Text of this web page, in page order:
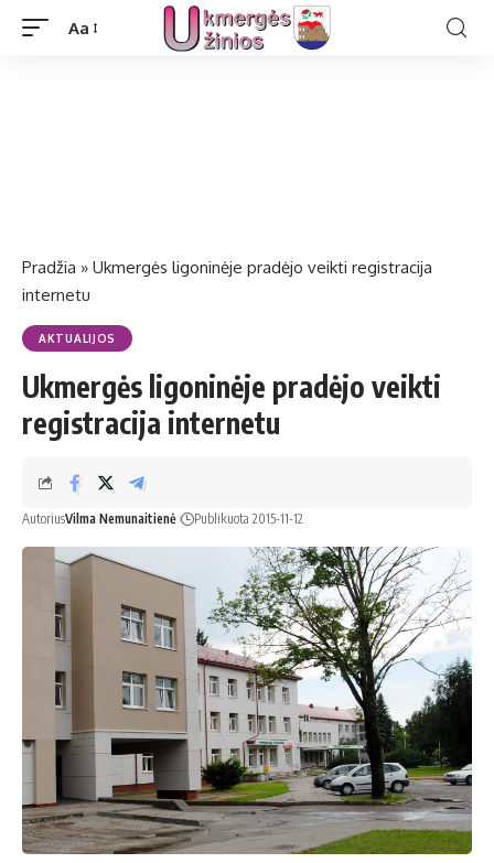
Aa
Pradžia » Ukmergės ligoninėje pradėjo veikti registracija
internetu
AKTUALIJOS
Ukmergės ligoninėje pradėjo veikti
registracija internetu
AutoriusVilma Nemunaitienė Publikuota 2015-11-12